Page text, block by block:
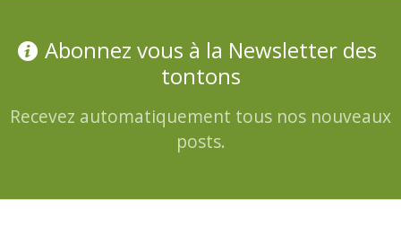
Abonnez vous à la Newsletter des
tontons
Recevez automatiquement tous nos nouveaux
posts.